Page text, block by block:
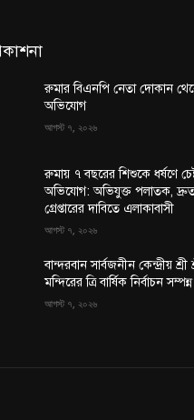
রুমার বিএনপি নেতা দোকান
অভিযোগ
আগস্ট ৭, ২০২৬
রুমায় ৭ বছরের শিশুকে ধর্ষণে
অভিযোগ: অভিযুক্ত পলাতক,
গ্রেপ্তারের দাবিতে এলাকাবাসী
আগস্ট ৭, ২০২৬
বান্দরবান সার্বজনীন কেন্দ্রীয় শ্রী
মন্দিরের ত্রি বার্ষিক নির্বাচন সম্পন্ন
আগস্ট ৭, ২০২৬